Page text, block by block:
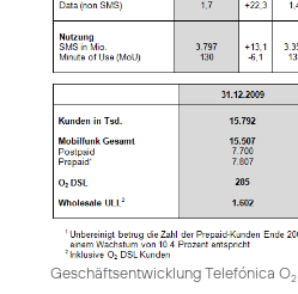
Geschäftsentwicklung Telefónica O2